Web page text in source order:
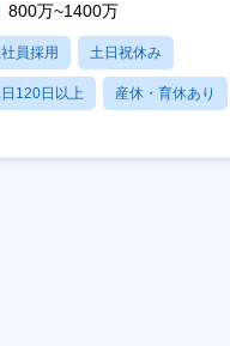
800万~1400万
員採用 土日祝休み
120日以上 産休・育休あり